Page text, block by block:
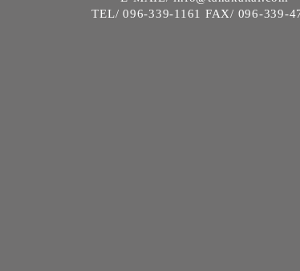
TEL/ 096-339-1161 FAX/ 096-339-